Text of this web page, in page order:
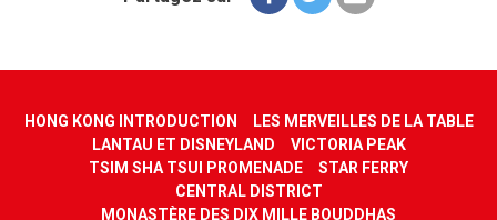
HONG KONG INTRODUCTION
LES MERVEILLES DE LA TABLE
LANTAU ET DISNEYLAND
VICTORIA PEAK
TSIM SHA TSUI PROMENADE
STAR FERRY
CENTRAL DISTRICT
MONASTÈRE DES DIX MILLE BOUDDHAS